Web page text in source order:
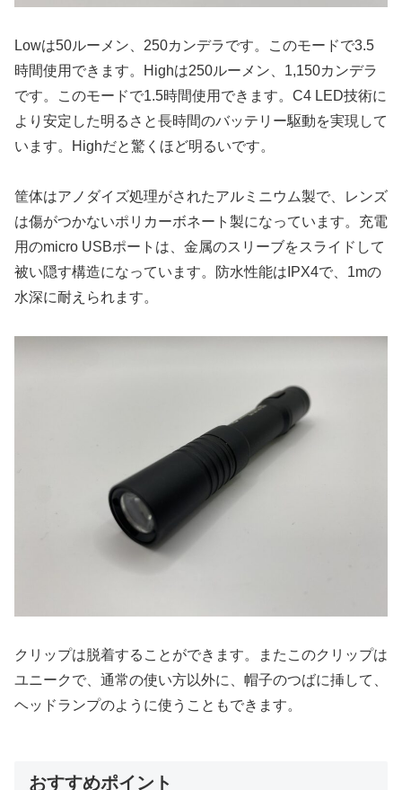
Lowは50ルーメン、250カンデラです。このモードで3.5
時間使用できます。Highは250ルーメン、1,150カンデラ
です。このモードで1.5時間使用できます。C4 LED技術に
より安定した明るさと長時間のバッテリー駆動を実現して
います。Highだと驚くほど明るいです。
筐体はアノダイズ処理がされたアルミニウム製で、レンズ
は傷がつかないポリカーボネート製になっています。充電
用のmicro USBポートは、金属のスリーブをスライドして
被い隠す構造になっています。防水性能はIPX4で、1mの
水深に耐えられます。
クリップは脱着することができます。またこのクリップは
ユニークで、通常の使い方以外に、帽子のつばに挿して、
ヘッドランプのように使うこともできます。
おすすめポイント